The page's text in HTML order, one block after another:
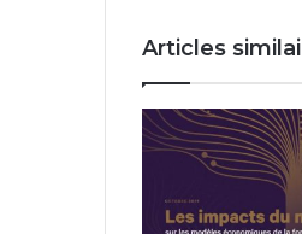
Articles